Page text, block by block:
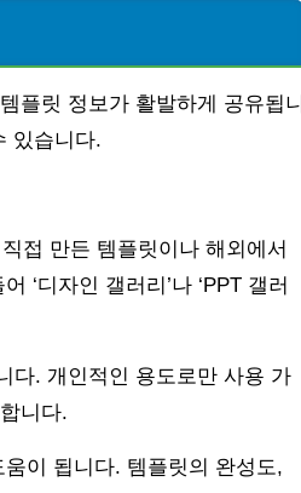
플릿 정보가 활발하게 공유됩니
있습니다.
접 만든 템플릿이나 해외에서
‘디자인 갤러리’나 ‘PPT 갤러
다. 개인적인 용도로만 사용 가
니다.
이 됩니다. 템플릿의 완성도,